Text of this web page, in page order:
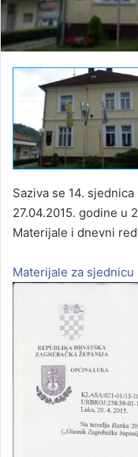
Saziva se 14.
27.04.2015. godine u
Materijale i dnevni
Materijale za